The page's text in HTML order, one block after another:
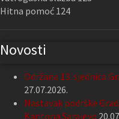
Hitna pomoć 124
Novosti
Održana 13. sjednica
27.07.2026.
Nastavak podrške
Kantona Sarajevo